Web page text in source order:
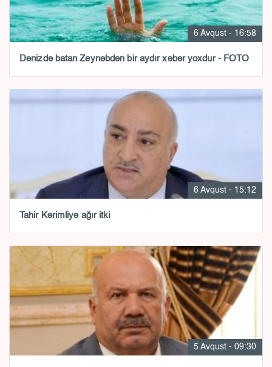
6 Avqust - 16:58
Dənizdə batan Zeynəbdən bir aydır xəbər yoxdur - FOTO
6 Avqust - 15:12
Tahir Kərimliyə ağır itki
5 Avqust - 09:30